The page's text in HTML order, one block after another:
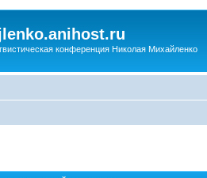
конференция Николая Михайленко